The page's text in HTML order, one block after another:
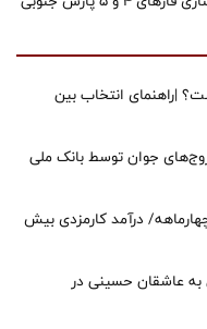
|راهنمای انتخاب بین
به زوج‌های جوان توسط بانک ملی
درآمد کارمزدی بیش
به عاشقان حسینی در